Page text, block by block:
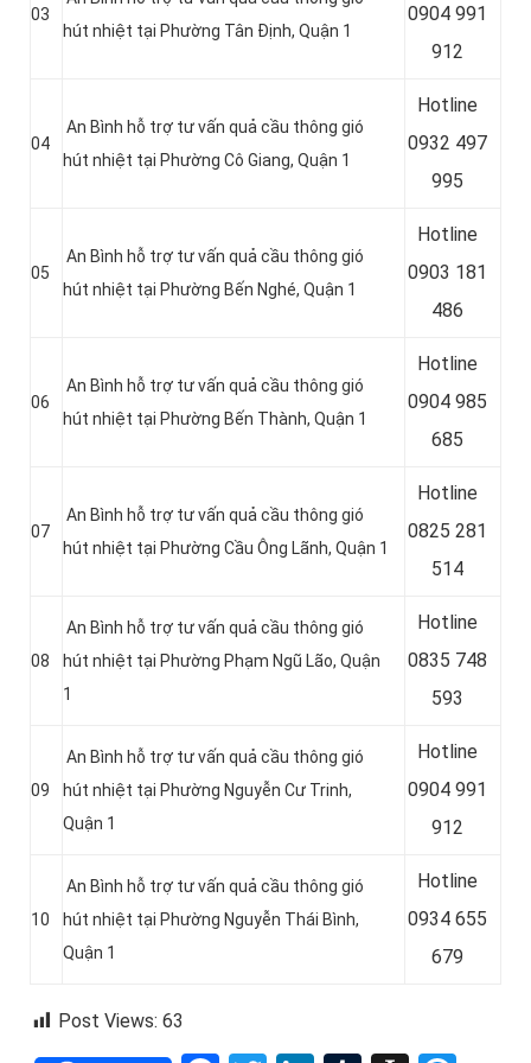
03
hút nhiệt tại Phường Tân Định, Quận 1
0904 991
912
04
An Bình hỗ trợ tư vấn quả cầu thông gió
hút nhiệt tại Phường Cô Giang, Quận 1
Hotline
0932 497
995
05
An Bình hỗ trợ tư vấn quả cầu thông gió
hút nhiệt tại Phường Bến Nghé, Quận 1
Hotline
0903 181
486
06
An Bình hỗ trợ tư vấn quả cầu thông gió
hút nhiệt tại Phường Bến Thành, Quận 1
Hotline
0904 985
685
07
An Bình hỗ trợ tư vấn quả cầu thông gió
hút nhiệt tại Phường Cầu Ông Lãnh, Quận 1
Hotline
0825 281
514
08
An Bình hỗ trợ tư vấn quả cầu thông gió
hút nhiệt tại Phường Phạm Ngũ Lão, Quận
1
Hotline
0835 748
593
09
An Bình hỗ trợ tư vấn quả cầu thông gió
hút nhiệt tại Phường Nguyễn Cư Trinh,
Quận 1
Hotline
0904 991
912
10
An Bình hỗ trợ tư vấn quả cầu thông gió
hút nhiệt tại Phường Nguyễn Thái Bình,
Quận 1
Hotline
0934 655
679
Post Views: 63